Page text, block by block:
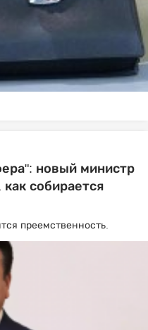
новый министр
собирается
преемственность.